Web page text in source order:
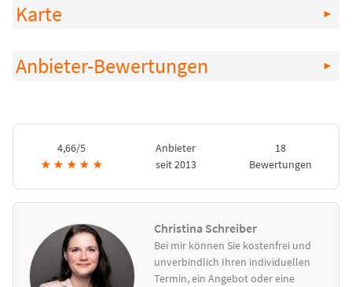
Karte
Anbieter-Bewertungen
4,66/5
★ ★ ★ ★ ★
Anbieter
seit 2013
18
Bewertungen
Christina Schreiber
Bei mir können Sie kostenfrei und
unverbindlich Ihren individuellen
Termin, ein Angebot oder eine